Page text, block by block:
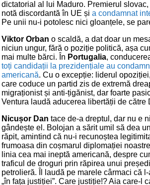
dictatorial al lui Maduro. Premierul slovac,
notă discordantă în UE și a condamnat
Pe unii nu-i potolesc nici gloanțele, se
Viktor Orban o scaldă, a dat doar un
niciun ungur, fără o poziție politică, așa
mai multe bărci. În Portugalia,
toți candidații la prezidențiale au
americană. Cu o excepție: liderul opoziției,
care coduce un partid zis de extremă
migraționist și anti-țigănist, dar foarte
Ventura laudă aducerea libertății de către
Nicușor Dan tace de-a dreptul, dar nu e
gândește el. Bolojan a sărit umil să dea
răpit, amintind că nu-i recunoștea
frumoasa din coșmarul diplomației
linia cea mai ineptă americană, despre
traficul de droguri prin răpirea unui
petrolieră. Îl laudă pe marele cârmaci că
„în fața justiției”. Care justiție!? Aia care-l